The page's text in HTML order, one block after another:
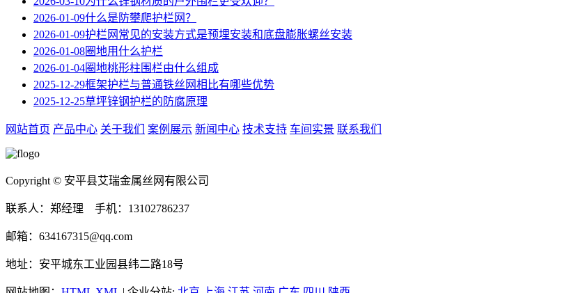
2026-01-09什么是防攀爬护栏网？
2026-01-09护栏网常见的安装方式是预埋安装和底盘膨胀螺丝安装
2026-01-08圈地用什么护栏
2026-01-04圈地桃形柱围栏由什么组成
2025-12-29框架护栏与普通铁丝网相比有哪些优势
2025-12-25草坪锌钢护栏的防腐原理
网站首页 产品中心 关于我们 案例展示 新闻中心 技术支持 车间实景 联系我们
Copyright © 安平县艾瑞金属丝网有限公司
联系人：郑经理 手机：13102786237
邮箱：634167315@qq.com
地址：安平城东工业园县纬二路18号